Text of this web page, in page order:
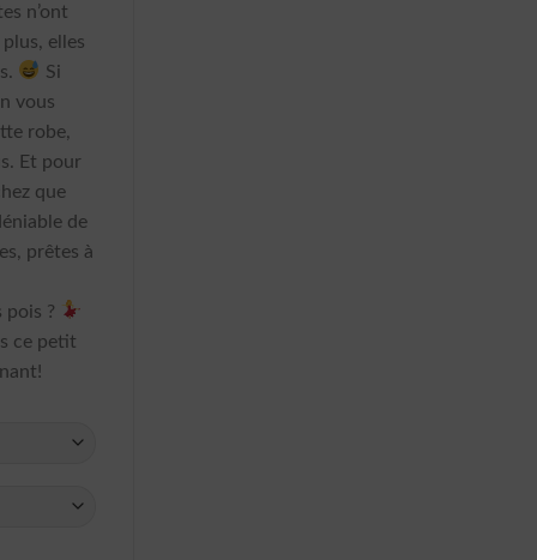
n’ont
elles
Si
vous
robe,
Et pour
que
de
prêtes à
pois ?
ce petit